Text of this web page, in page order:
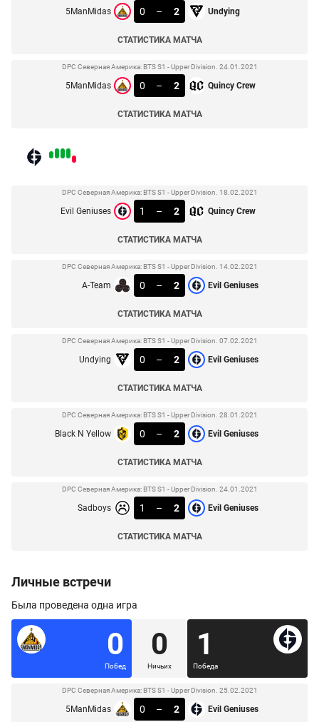
5ManMidas 0 – 2 Undying
СТАТИСТИКА МАТЧА
DPC Северная Америка: BTS S1 - Upper Division. 24.01.2021
5ManMidas 0 – 2 Quincy Crew
СТАТИСТИКА МАТЧА
DPC Северная Америка: BTS S1 - Upper Division. 18.02.2021
Evil Geniuses 1 – 2 Quincy Crew
СТАТИСТИКА МАТЧА
DPC Северная Америка: BTS S1 - Upper Division. 14.02.2021
A-Team 0 – 2 Evil Geniuses
СТАТИСТИКА МАТЧА
DPC Северная Америка: BTS S1 - Upper Division. 07.02.2021
Undying 0 – 2 Evil Geniuses
СТАТИСТИКА МАТЧА
DPC Северная Америка: BTS S1 - Upper Division. 28.01.2021
Black N Yellow 0 – 2 Evil Geniuses
СТАТИСТИКА МАТЧА
DPC Северная Америка: BTS S1 - Upper Division. 24.01.2021
Sadboys 1 – 2 Evil Geniuses
СТАТИСТИКА МАТЧА
Личные встречи
Была проведена одна игра
0
Побед
0
Ничьих
1
Победа
DPC Северная Америка: BTS S1 - Upper Division. 25.02.2021
5ManMidas 0 – 2 Evil Geniuses